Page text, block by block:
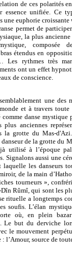
de ces polarités
essence unifiée. Ce
une euphorie croissante
permet de
la plus ancienne
composée
étendus en
rythmes très
ont un effet
de conscience.
une des
et à travers
danse mystique
plus anciennes
la grotte du Mas-
de la grotte du
utilisé à l’époque
Signalons aussi une
laquelle les danseurs
de la main
tourneurs »,
Rûmî, qui sont les
rituelle a longtemps
soufis. L’élan
où, en plein
Le but du derviche
le mouvement
: l’Amour, source de